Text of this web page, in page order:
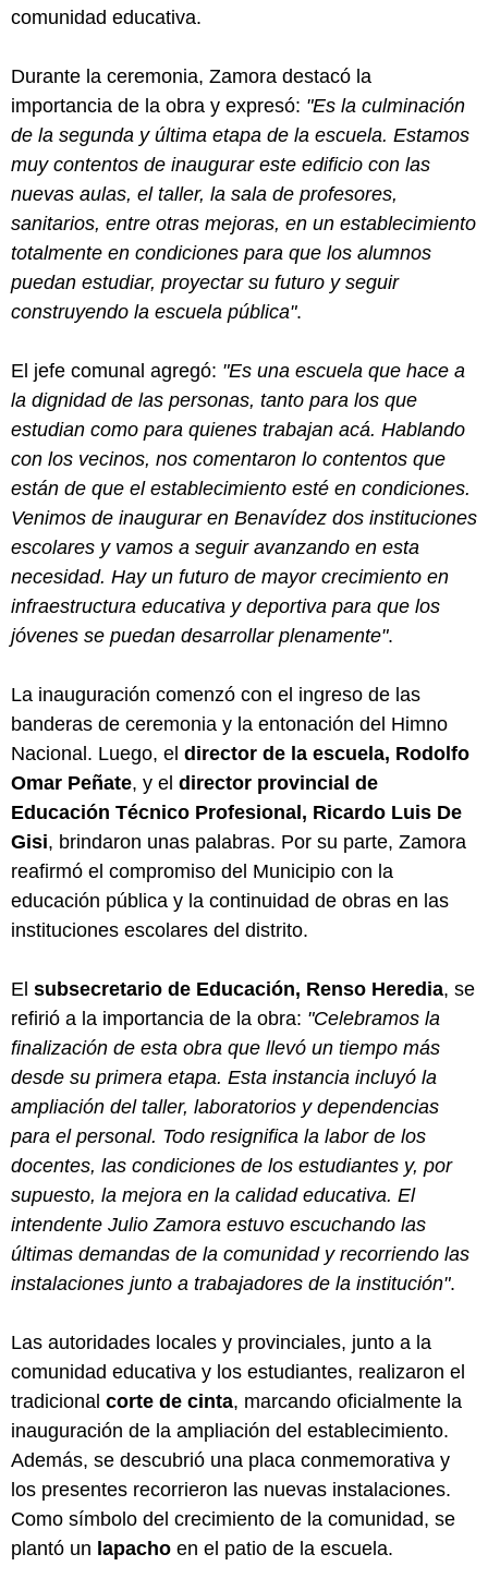
comunidad educativa.
Durante la ceremonia, Zamora destacó la
importancia de la obra y expresó: "Es la culminación
de la segunda y última etapa de la escuela. Estamos
muy contentos de inaugurar este edificio con las
nuevas aulas, el taller, la sala de profesores,
sanitarios, entre otras mejoras, en un establecimiento
totalmente en condiciones para que los alumnos
puedan estudiar, proyectar su futuro y seguir
construyendo la escuela pública".
El jefe comunal agregó: "Es una escuela que hace a
la dignidad de las personas, tanto para los que
estudian como para quienes trabajan acá. Hablando
con los vecinos, nos comentaron lo contentos que
están de que el establecimiento esté en condiciones.
Venimos de inaugurar en Benavídez dos instituciones
escolares y vamos a seguir avanzando en esta
necesidad. Hay un futuro de mayor crecimiento en
infraestructura educativa y deportiva para que los
jóvenes se puedan desarrollar plenamente".
La inauguración comenzó con el ingreso de las
banderas de ceremonia y la entonación del Himno
Nacional. Luego, el director de la escuela, Rodolfo
Omar Peñate, y el director provincial de
Educación Técnico Profesional, Ricardo Luis De
Gisi, brindaron unas palabras. Por su parte, Zamora
reafirmó el compromiso del Municipio con la
educación pública y la continuidad de obras en las
instituciones escolares del distrito.
El subsecretario de Educación, Renso Heredia, se
refirió a la importancia de la obra: "Celebramos la
finalización de esta obra que llevó un tiempo más
desde su primera etapa. Esta instancia incluyó la
ampliación del taller, laboratorios y dependencias
para el personal. Todo resignifica la labor de los
docentes, las condiciones de los estudiantes y, por
supuesto, la mejora en la calidad educativa. El
intendente Julio Zamora estuvo escuchando las
últimas demandas de la comunidad y recorriendo las
instalaciones junto a trabajadores de la institución".
Las autoridades locales y provinciales, junto a la
comunidad educativa y los estudiantes, realizaron el
tradicional corte de cinta, marcando oficialmente la
inauguración de la ampliación del establecimiento.
Además, se descubrió una placa conmemorativa y
los presentes recorrieron las nuevas instalaciones.
Como símbolo del crecimiento de la comunidad, se
plantó un lapacho en el patio de la escuela.